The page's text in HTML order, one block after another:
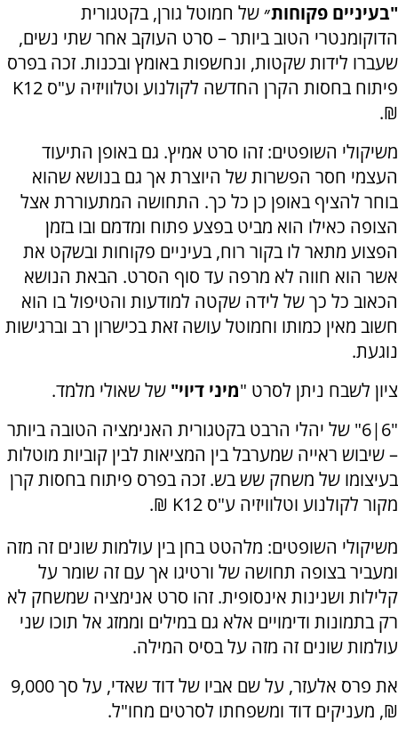
"בעיניים פקוחות״של חמוטל גורן, בקטגורית
הדוקומנטרי הטוב ביותר – סרט העוקב אחר שתי נשים,
שעברו לידות שקטות, ונחשפות באומץ ובכנות. זכה בפרס
פיתוח בחסות הקרן החדשה לקולנוע וטלוויזיה ע"ס K12
₪.
משיקולי השופטים: זהו סרט אמיץ. גם באופן התיעוד
העצמי חסר הפשרות של היוצרת אך גם בנושא שהוא
בוחר להציף באופן כן כל כך. התחושה המתעוררת אצל
הצופה כאילו הוא מביט בפצע פתוח ומדמם ובו בזמן
הפצוע מתאר לו בקור רוח, בעיניים פקוחות ובשקט את
אשר הוא חווה לא מרפה עד סוף הסרט. הבאת הנושא
הכאוב כל כך של לידה שקטה למודעות והטיפול בו הוא
חשוב מאין כמותו וחמוטל עושה זאת בכישרון רב וברגישות
נוגעת.
ציון לשבח ניתן לסרט "מיני דיוי" של שאולי מלמד.
"6|6" של יהלי הרבט בקטגורית האנימציה הטובה ביותר
– שיבוש ראייה שמערבל בין המציאות לבין קוביות מוטלות
בעיצומו של משחק שש בש. זכה בפרס פיתוח בחסות קרן
מקור לקולנוע וטלוויזיה ע"ס K12 ₪.
משיקולי השופטים: מלהטט בחן בין עולמות שונים זה מזה
ומעביר בצופה תחושה של ורטיגו אך עם זה שומר על
קלילות ושנינות אינסופית. זהו סרט אנימציה שמשחק לא
רק בתמונות ודימויים אלא גם במילים וממזג אל תוכו שני
עולמות שונים זה מזה על בסיס המילה.
את פרס אלעזר, על שם אביו של דוד שאדי, על סך 9,000
₪, מעניקים דוד ומשפחתו לסרטים מחו"ל.